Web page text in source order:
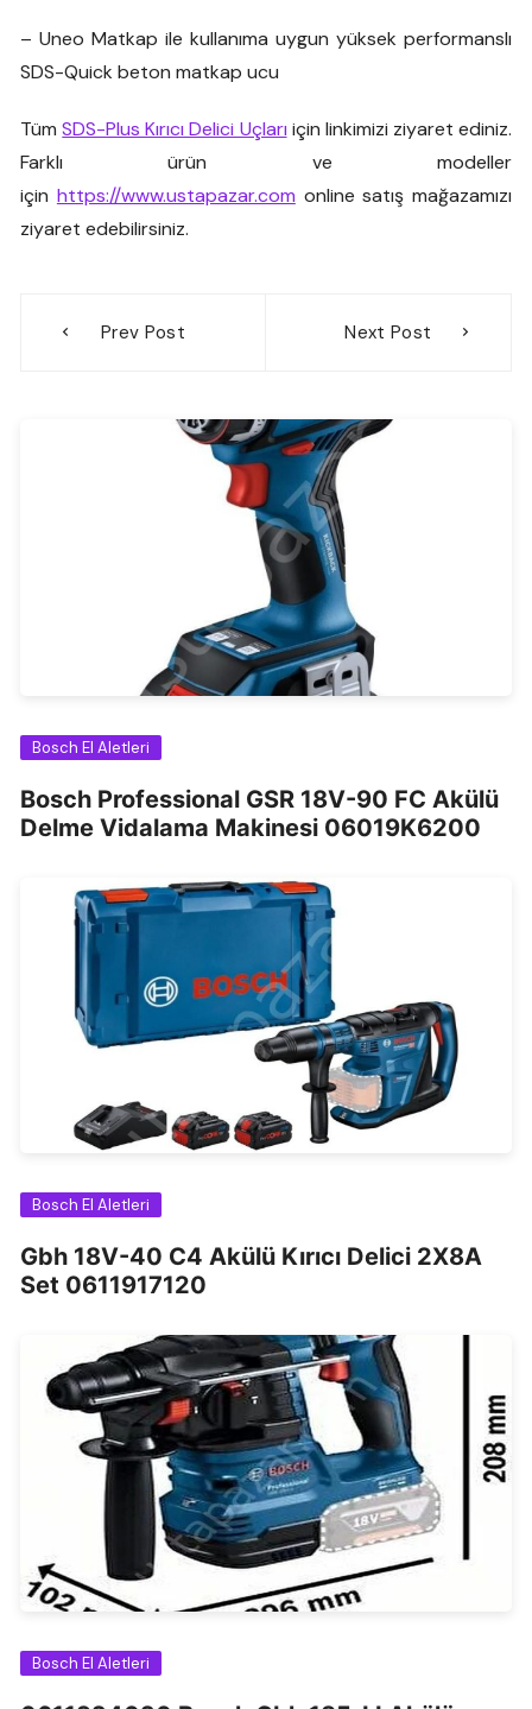
– Uneo Matkap ile kullanıma uygun yüksek performanslı
SDS-Quick beton matkap ucu
TümSDS-Plus Kırıcı Delici Uçları için linkimizi ziyaret ediniz.
Farklı ürün ve modeller
için https://www.ustapazar.com online satış mağazamızı
ziyaret edebilirsiniz.
gezinmesi
Prev Post Next Post
Bosch El Aletleri
Bosch Professional GSR 18V-90 FC Akülü
Delme Vidalama Makinesi 06019K6200
Bosch El Aletleri
Gbh 18V-40 C4 Akülü Kırıcı Delici 2X8A
Set 0611917120
Bosch El Aletleri